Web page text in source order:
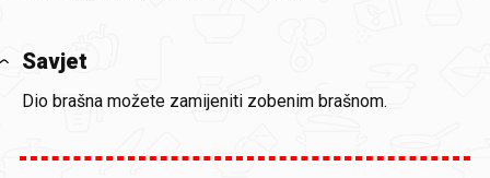
Savjet
Dio brašna možete zamijeniti zobenim brašnom.